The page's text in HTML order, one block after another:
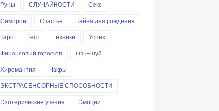
Руны
СЛУЧАЙНОСТИ
Секс
Симорон
Счастье
Тайна дня рождения
Таро
Тест Техники
Успех
Финансовый гороскоп
Фэн-шуй
Хиромантия
Чакры
ЭКСТРАСЕНСОРНЫЕ СПОСОБНОСТИ
Эзотерические учения
Эмоции